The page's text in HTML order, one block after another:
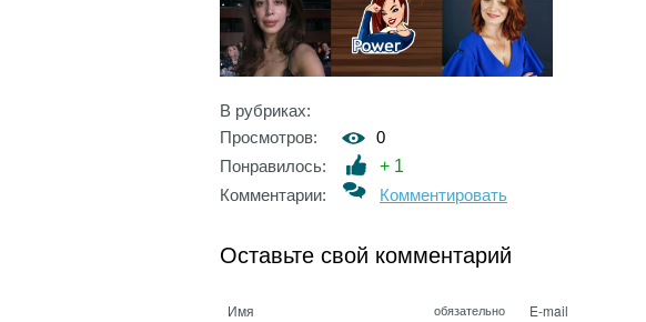
В рубриках:
Просмотров:
0
Понравилось:
+ 1
Комментарии:
Комментировать
Оставьте свой комментарий
Имя обязательно E-mail